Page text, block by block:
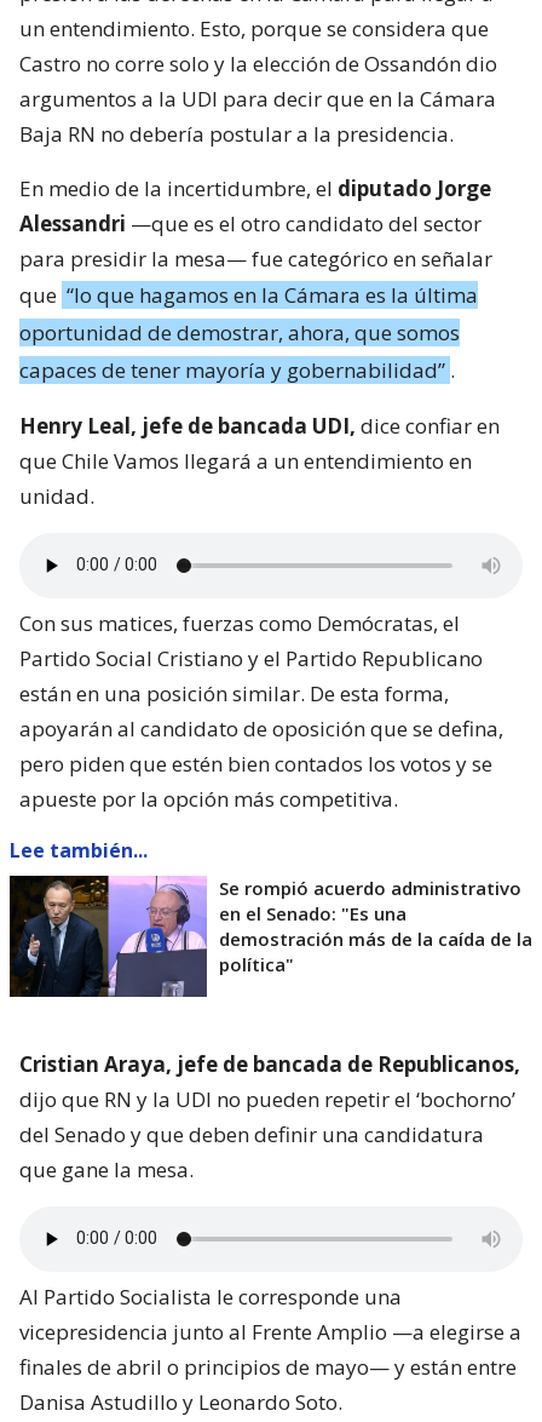
un entendimiento. Esto, porque se considera que
Castro no corre solo y la elección de Ossandón dio
argumentos a la UDI para decir que en la Cámara
Baja RN no debería postular a la presidencia.
En medio de la incertidumbre, el diputado Jorge
Alessandri —que es el otro candidato del sector
para presidir la mesa— fue categórico en señalar
que “lo que hagamos en la Cámara es la última
oportunidad de demostrar, ahora, que somos
capaces de tener mayoría y gobernabilidad” .
Henry Leal, jefe de bancada UDI, dice confiar en
que Chile Vamos llegará a un entendimiento en
unidad.
Con sus matices, fuerzas como Demócratas, el
Partido Social Cristiano y el Partido Republicano
están en una posición similar. De esta forma,
apoyarán al candidato de oposición que se defina,
pero piden que estén bien contados los votos y se
apueste por la opción más competitiva.
Lee también...
Se rompió acuerdo administrativo
en el Senado: "Es una
demostración más de la caída de la
política"
Cristian Araya, jefe de bancada de Republicanos,
dijo que RN y la UDI no pueden repetir el ‘bochorno’
del Senado y que deben definir una candidatura
que gane la mesa.
Al Partido Socialista le corresponde una
vicepresidencia junto al Frente Amplio —a elegirse a
finales de abril o principios de mayo— y están entre
Danisa Astudillo y Leonardo Soto.